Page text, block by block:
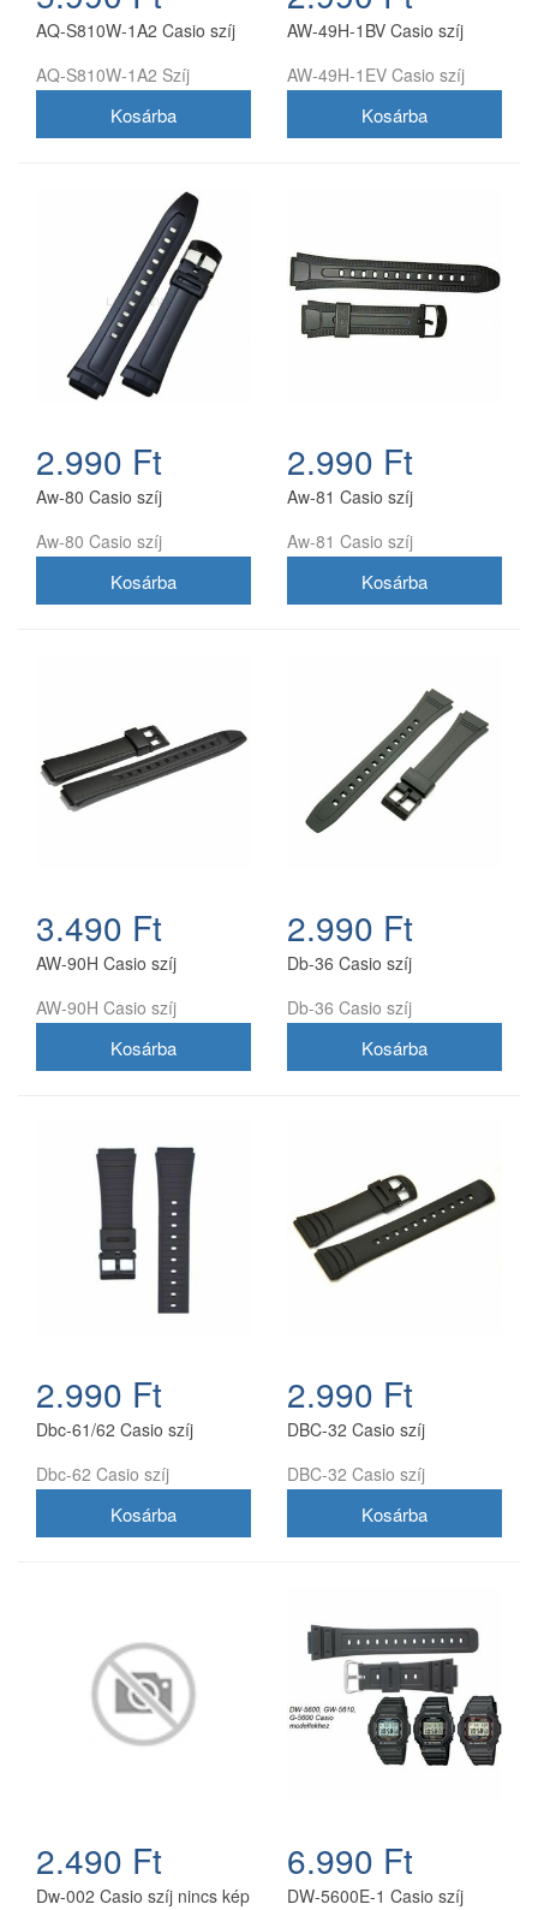
AQ-S810W-1A2 Casio szíj
AQ-S810W-1A2 Szíj
AW-49H-1BV Casio szíj
AW-49H-1EV Casio szíj
2.990 Ft
Aw-80 Casio szíj
Aw-80 Casio szíj
2.990 Ft
Aw-81 Casio szíj
Aw-81 Casio szíj
3.490 Ft
AW-90H Casio szíj
AW-90H Casio szíj
2.990 Ft
Db-36 Casio szíj
Db-36 Casio szíj
2.990 Ft
Dbc-61/62 Casio szíj
Dbc-62 Casio szíj
2.990 Ft
DBC-32 Casio szíj
DBC-32 Casio szíj
2.490 Ft
Dw-002 Casio szíj nincs kép
6.990 Ft
DW-5600E-1 Casio szíj